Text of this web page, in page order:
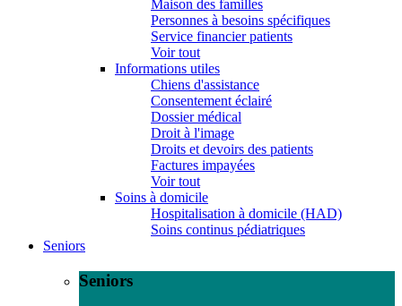
Maison des familles
Personnes à besoins spécifiques
Service financier patients
Voir tout
Informations utiles
Chiens d'assistance
Consentement éclairé
Dossier médical
Droit à l'image
Droits et devoirs des patients
Factures impayées
Voir tout
Soins à domicile
Hospitalisation à domicile (HAD)
Soins continus pédiatriques
Seniors
Seniors